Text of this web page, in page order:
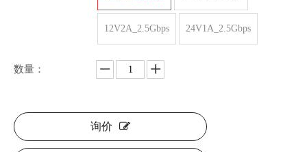
12V2A_2.5Gbps 24V1A_2.5Gbps
数量：
询价